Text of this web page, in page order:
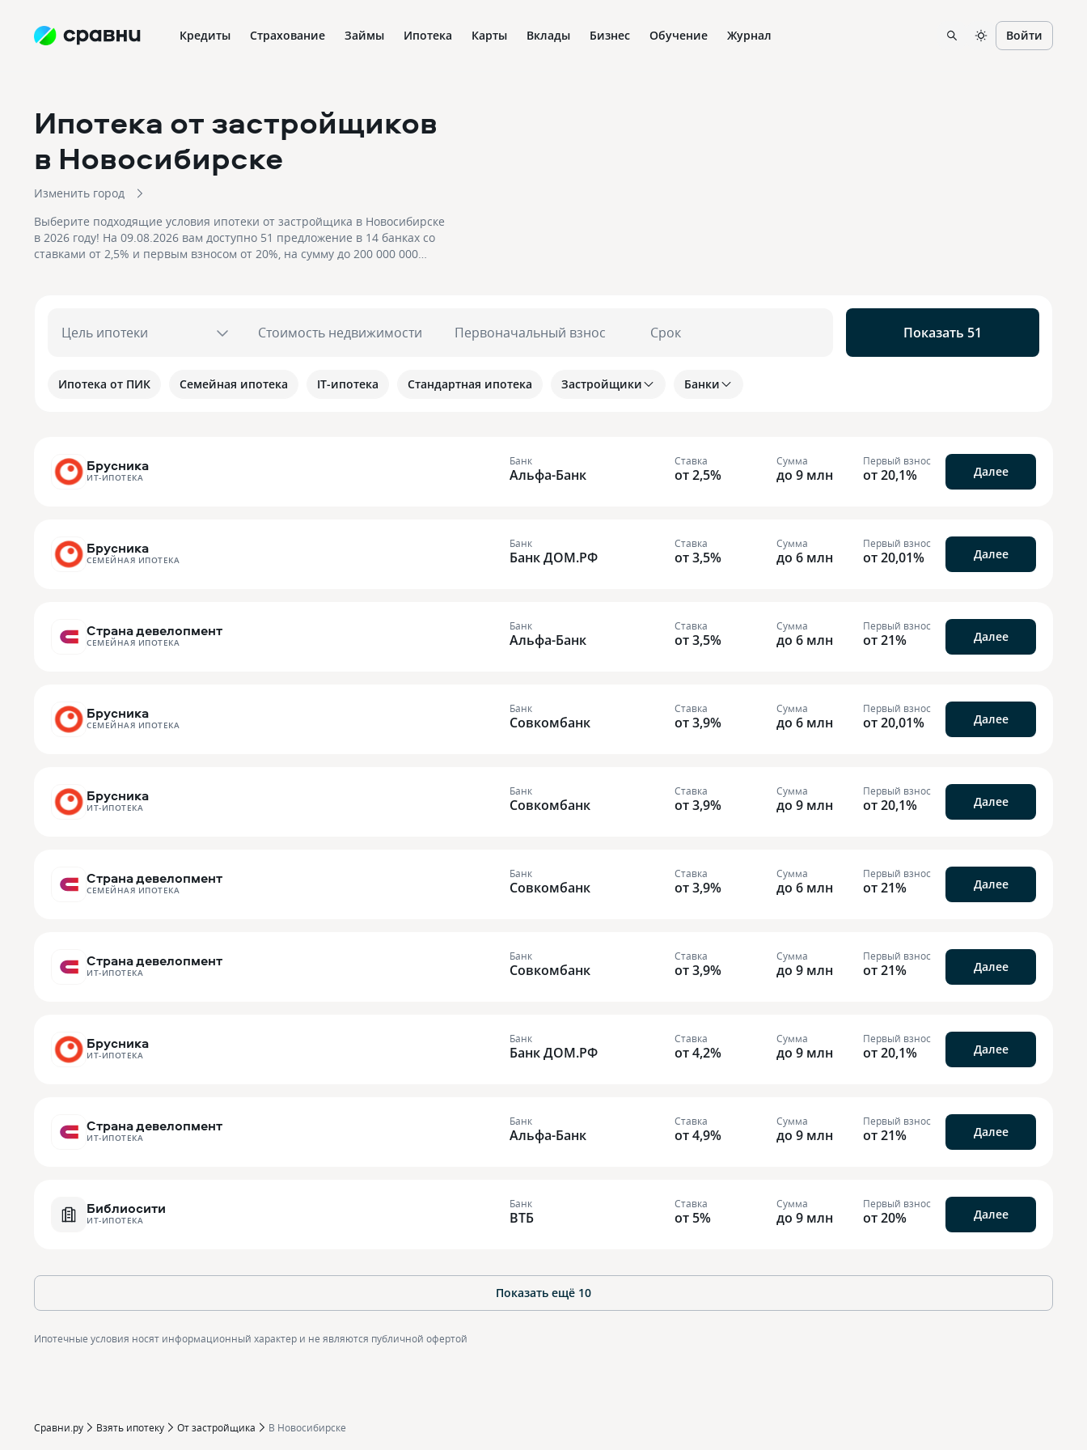
Кредиты Страхование Займы Ипотека Карты Вклады Бизнес Обучение Журнал Войти
Ипотека от застройщиков
в Новосибирске
Изменить город
Выберите подходящие условия ипотеки от застройщика в Новосибирске
в 2026 году! На 09.08.2026 вам доступно 51 предложение в 14 банках со
ставками от 2,5% и первым взносом от 20%, на сумму до 200 000 000
Цель ипотеки Стоимость недвижимости Первоначальный взнос Срок Показать 51
Ипотека от ПИК Семейная ипотека IT-ипотека Стандартная ипотека Застройщики Банки
Брусника
ИТ-ИПОТЕКА
Банк
Альфа-Банк
Ставка
от 2,5%
Сумма
до 9 млн
Первый взнос
от 20,1% Далее
Брусника
СЕМЕЙНАЯ ИПОТЕКА
Банк
Банк ДОМ.РФ
Ставка
от 3,5%
Сумма
до 6 млн
Первый взнос
от 20,01% Далее
Страна девелопмент
СЕМЕЙНАЯ ИПОТЕКА
Банк
Альфа-Банк
Ставка
от 3,5%
Сумма
до 6 млн
Первый взнос
от 21% Далее
Брусника
СЕМЕЙНАЯ ИПОТЕКА
Банк
Совкомбанк
Ставка
от 3,9%
Сумма
до 6 млн
Первый взнос
от 20,01% Далее
Брусника
ИТ-ИПОТЕКА
Банк
Совкомбанк
Ставка
от 3,9%
Сумма
до 9 млн
Первый взнос
от 20,1% Далее
Страна девелопмент
СЕМЕЙНАЯ ИПОТЕКА
Банк
Совкомбанк
Ставка
от 3,9%
Сумма
до 6 млн
Первый взнос
от 21% Далее
Страна девелопмент
ИТ-ИПОТЕКА
Банк
Совкомбанк
Ставка
от 3,9%
Сумма
до 9 млн
Первый взнос
от 21% Далее
Брусника
ИТ-ИПОТЕКА
Банк
Банк ДОМ.РФ
Ставка
от 4,2%
Сумма
до 9 млн
Первый взнос
от 20,1% Далее
Страна девелопмент
ИТ-ИПОТЕКА
Банк
Альфа-Банк
Ставка
от 4,9%
Сумма
до 9 млн
Первый взнос
от 21% Далее
Библиосити
ИТ-ИПОТЕКА
Банк
ВТБ
Ставка
от 5%
Сумма
до 9 млн
Первый взнос
от 20% Далее
Показать ещё 10
Ипотечные условия носят информационный характер и не являются публичной офертой
Сравни.ру Взять ипотеку От застройщика В Новосибирске